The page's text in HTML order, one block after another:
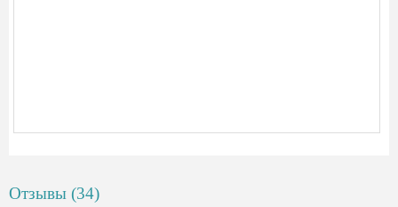
Отзывы (34)